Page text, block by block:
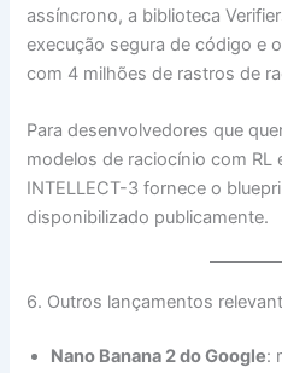
assíncrono, a biblioteca
execução segura de código e
com 4 milhões de rastros de
Para desenvolvedores que
modelos de raciocínio com RL
INTELLECT-3 fornece o
disponibilizado publicamente.
6. Outros lançamentos
Nano Banana 2 do Google: